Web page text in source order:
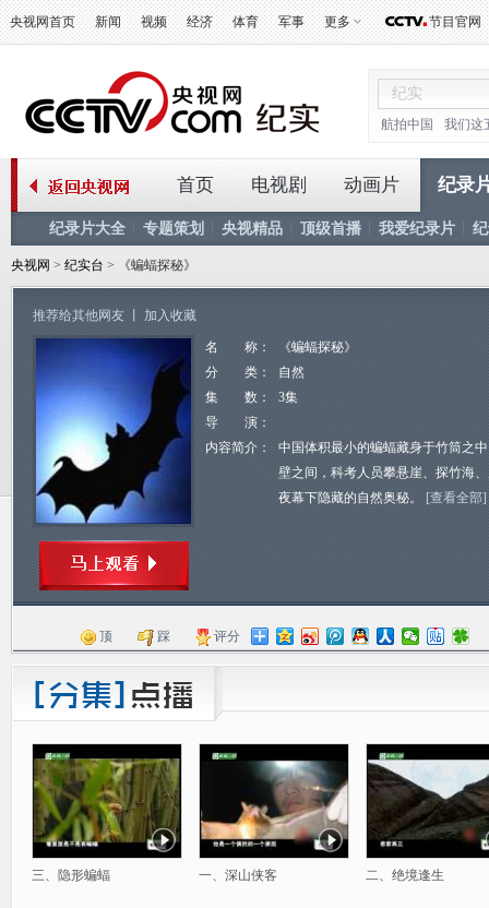
央视网首页 新闻 视频 经济 体育 军事 更多 节目官网
航拍中国 我们这
首页 电视剧 动画片 纪录
纪录片大全 专题策划 央视精品 顶级首播 我爱纪录片
央视网 > 纪实台 > 《蝙蝠探秘》
推荐给其他网友 加入收藏
名 称：
《蝙蝠探秘》
分 类：
自然
集 数：
3集
导 演：
内容简介：
中国体积最小的蝙蝠藏身于竹筒之
壁之间，科考人员攀悬崖、探竹海
夜幕下隐藏的自然奥秘。
[查看全部]
顶 踩 评分
三、隐形蝙蝠 一、深山侠客 二、绝境逢生